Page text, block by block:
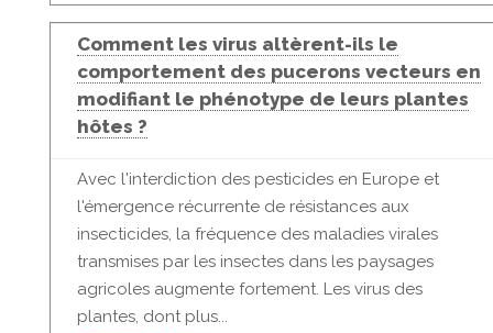
Comment les virus altèrent-ils le
comportement des pucerons vecteurs en
modifiant le phénotype de leurs plantes
hôtes ?
Avec l'interdiction des pesticides en Europe et
l'émergence récurrente de résistances aux
insecticides, la fréquence des maladies virales
transmises par les insectes dans les paysages
agricoles augmente fortement. Les virus des
plantes, dont plus...